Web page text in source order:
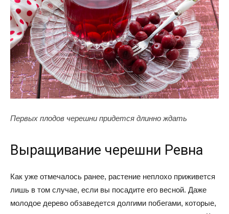
Первых плодов черешни придется длинно ждать
Выращивание черешни Ревна
Как уже отмечалось ранее, растение неплохо приживется
лишь в том случае, если вы посадите его весной. Даже
молодое дерево обзаведется долгими побегами, которые,